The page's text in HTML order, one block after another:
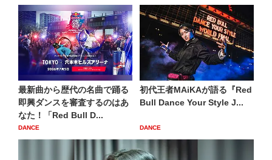
最新曲から歴代の名曲で踊る
即興ダンスを審査するのはあ
なた！「Red Bull D...
DANCE
初代王者MAiKAが語る『Red
Bull Dance Your Style J...
DANCE